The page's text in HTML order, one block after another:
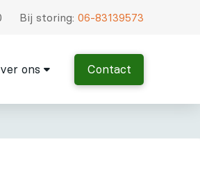
Bij storing:06-83139573
ons Contact